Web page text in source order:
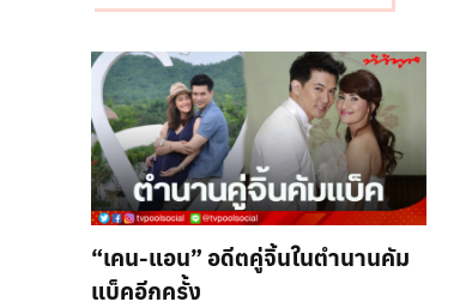
“เคน-แอน” อดีตคู่จิ้นในตำนานคัม
แบ็คอีกครั้ง